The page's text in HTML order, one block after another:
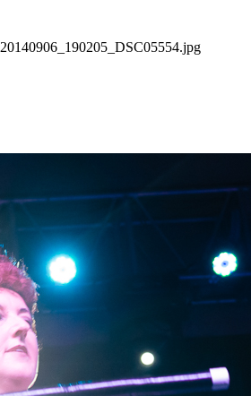
20140906_190205_DSC05554.jpg